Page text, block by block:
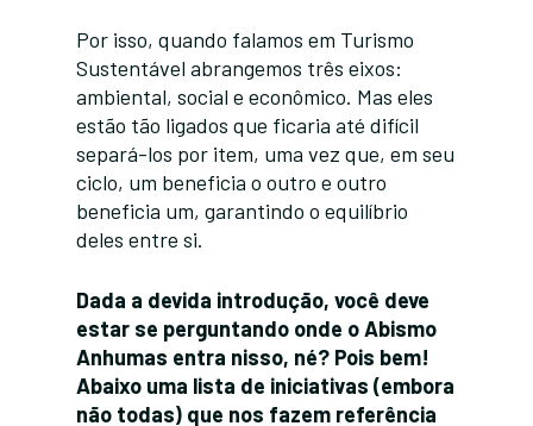
Por isso, quando falamos em Turismo
Sustentável abrangemos três eixos:
ambiental, social e econômico. Mas eles
estão tão ligados que ficaria até difícil
separá-los por item, uma vez que, em seu
ciclo, um beneficia o outro e outro
beneficia um, garantindo o equilíbrio
deles entre si.
Dada a devida introdução, você deve
estar se perguntando onde o Abismo
Anhumas entra nisso, né? Pois bem!
Abaixo uma lista de iniciativas (embora
não todas) que nos fazem referência